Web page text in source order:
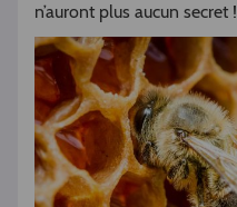
n’auront plus aucun secret !